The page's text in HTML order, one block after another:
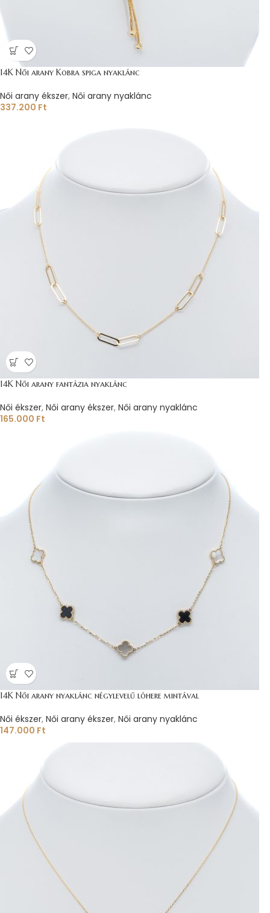
14K Női arany Kobra spiga nyaklánc
Női arany ékszer, Női arany nyaklánc
337.200 Ft
14K Női arany fantázia nyaklánc
Női ékszer, Női arany ékszer, Női arany nyaklánc
165.000 Ft
14K Női arany nyaklánc négylevelű lóhere mintával
Női ékszer, Női arany ékszer, Női arany nyaklánc
147.000 Ft